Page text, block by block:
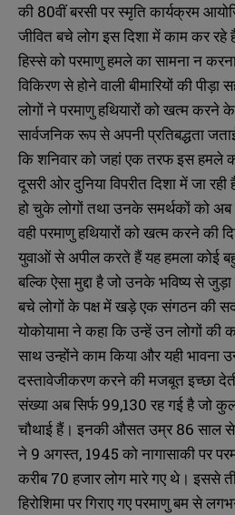
की 80वीं बरसी पर स्मृति कार्यक्रम
जीवित बचे लोग इस दिशा में काम कर रहे
हिस्से को परमाणु हमले का सामना न
विकिरण से होने वाली बीमारियों की
लोगों ने परमाणु हथियारों को खत्म करने
सार्वजनिक रूप से अपनी प्रतिबद्धता
कि शनिवार को जहां एक तरफ इस हमले
दूसरी ओर दुनिया विपरीत दिशा में जा
हो चुके लोगों तथा उनके समर्थकों को अब
वही परमाणु हथियारों को खत्म करने की
युवाओं से अपील करते हैं यह हमला कोई
बल्कि ऐसा मुद्दा है जो उनके भविष्य से
बचे लोगों के पक्ष में खड़े एक संगठन की
योकोयामा ने कहा कि उन्हें उन लोगों की
साथ उन्होंने काम किया और यही भावना
दस्तावेजीकरण करने की मजबूत इच्छा
संख्या अब सिर्फ 99,130 रह गई है जो
चौथाई हैं। इनकी औसत उम्र 86 साल
ने 9 अगस्त, 1945 को नागासाकी पर
करीब 70 हजार लोग मारे गए थे। इससे
हिरोशिमा पर गिराए गए परमाणु बम से